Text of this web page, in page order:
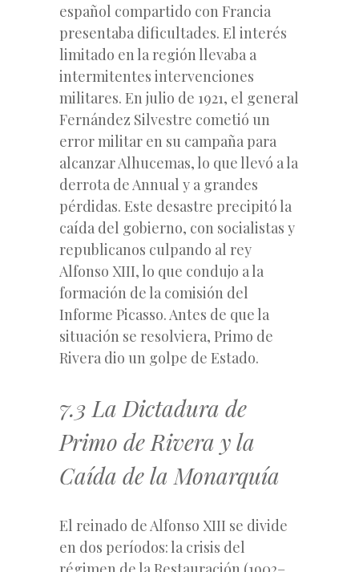
español compartido con Francia
presentaba dificultades. El interés
limitado en la región llevaba a
intermitentes intervenciones
militares. En julio de 1921, el general
Fernández Silvestre cometió un
error militar en su campaña para
alcanzar Alhucemas, lo que llevó a la
derrota de Annual y a grandes
pérdidas. Este desastre precipitó la
caída del gobierno, con socialistas y
republicanos culpando al rey
Alfonso XIII, lo que condujo a la
formación de la comisión del
Informe Picasso. Antes de que la
situación se resolviera, Primo de
Rivera dio un golpe de Estado.
7.3 La Dictadura de
Primo de Rivera y la
Caída de la Monarquía
El reinado de Alfonso XIII se divide
en dos períodos: la crisis del